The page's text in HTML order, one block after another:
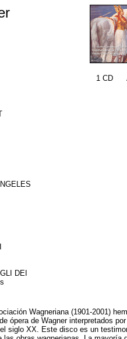
1 CD
DEI
Wagneriana (1901-2001)
ópera de Wagner interpretados
siglo XX. Este disco es un